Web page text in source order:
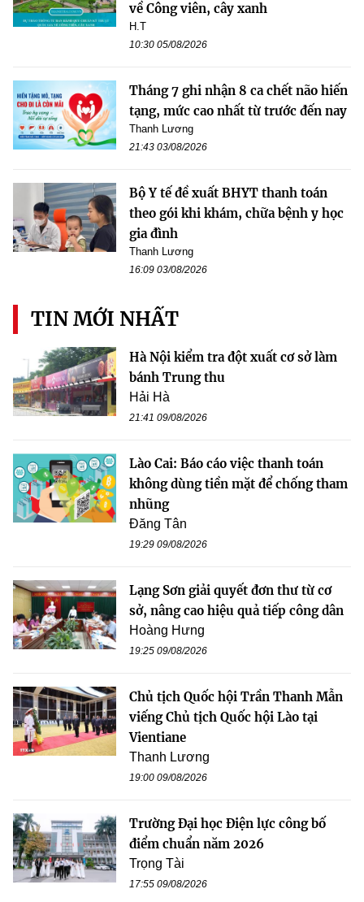
về Công viên, cây xanh
H.T
10:30 05/08/2026
Tháng 7 ghi nhận 8 ca chết não hiến
tạng, mức cao nhất từ trước đến nay
Thanh Lương
21:43 03/08/2026
Bộ Y tế đề xuất BHYT thanh toán
theo gói khi khám, chữa bệnh y học
gia đình
Thanh Lương
16:09 03/08/2026
TIN MỚI NHẤT
Hà Nội kiểm tra đột xuất cơ sở làm
bánh Trung thu
Hải Hà
21:41 09/08/2026
Lào Cai: Báo cáo việc thanh toán
không dùng tiền mặt để chống tham
nhũng
Đăng Tân
19:29 09/08/2026
Lạng Sơn giải quyết đơn thư từ cơ
sở, nâng cao hiệu quả tiếp công dân
Hoàng Hưng
19:25 09/08/2026
Chủ tịch Quốc hội Trần Thanh Mẫn
viếng Chủ tịch Quốc hội Lào tại
Vientiane
Thanh Lương
19:00 09/08/2026
Trường Đại học Điện lực công bố
điểm chuẩn năm 2026
Trọng Tài
17:55 09/08/2026